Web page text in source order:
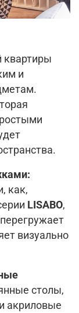
квартиры
и
как,
LISABO,
визуально
столы,
акриловые